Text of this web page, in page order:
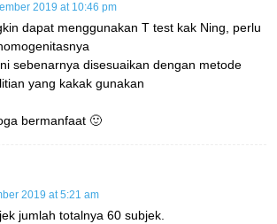
2019 at 10:46 pm
dapat menggunakan T test kak Ning, perlu
sebenarnya disesuaikan dengan metode
yang kakak gunakan
bermanfaat 🙂
2019 at 5:21 am
jumlah totalnya 60 subjek.